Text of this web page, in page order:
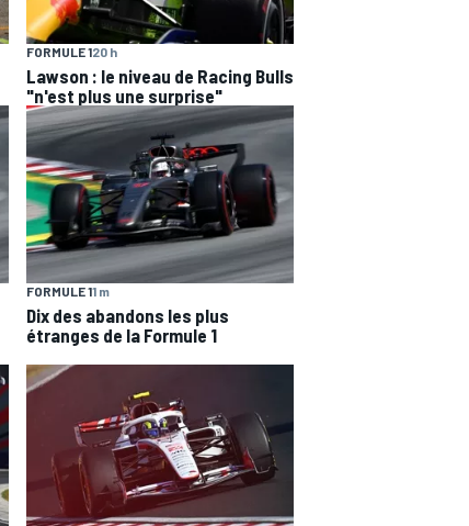
FORMULE 120 h
Lawson : le niveau de Racing Bulls
"n'est plus une surprise"
FORMULE 11 m
Dix des abandons les plus
étranges de la Formule 1